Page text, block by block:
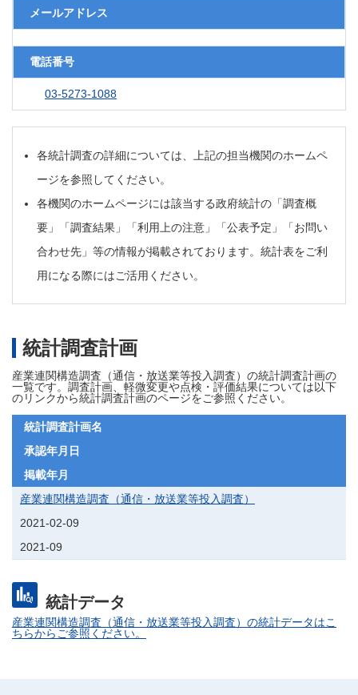
メールアドレス
電話番号
03-5273-1088
各統計調査の詳細については、上記の担当機関のホームペ
ージを参照してください。
各機関のホームページには該当する政府統計の「調査概
要」「調査結果」「利用上の注意」「公表予定」「お問い
合わせ先」等の情報が掲載されております。統計表をご利
用になる際にはご活用ください。
統計調査計画
産業連関構造調査（通信・放送業等投入調査）の統計調査計画の
一覧です。調査計画、軽微変更や点検・評価結果については以下
のリンクから統計調査計画のページをご参照ください。
統計調査計画名
承認年月日
掲載年月
産業連関構造調査（通信・放送業等投入調査）
2021-02-09
2021-09
統計データ
産業連関構造調査（通信・放送業等投入調査）の統計データはこ
ちらからご参照ください。